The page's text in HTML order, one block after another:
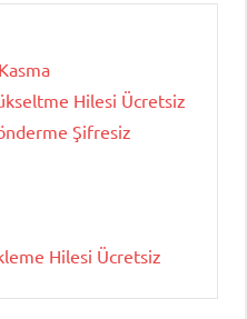
Hilesi Ücretsiz
Şifresiz
Hilesi Ücretsiz